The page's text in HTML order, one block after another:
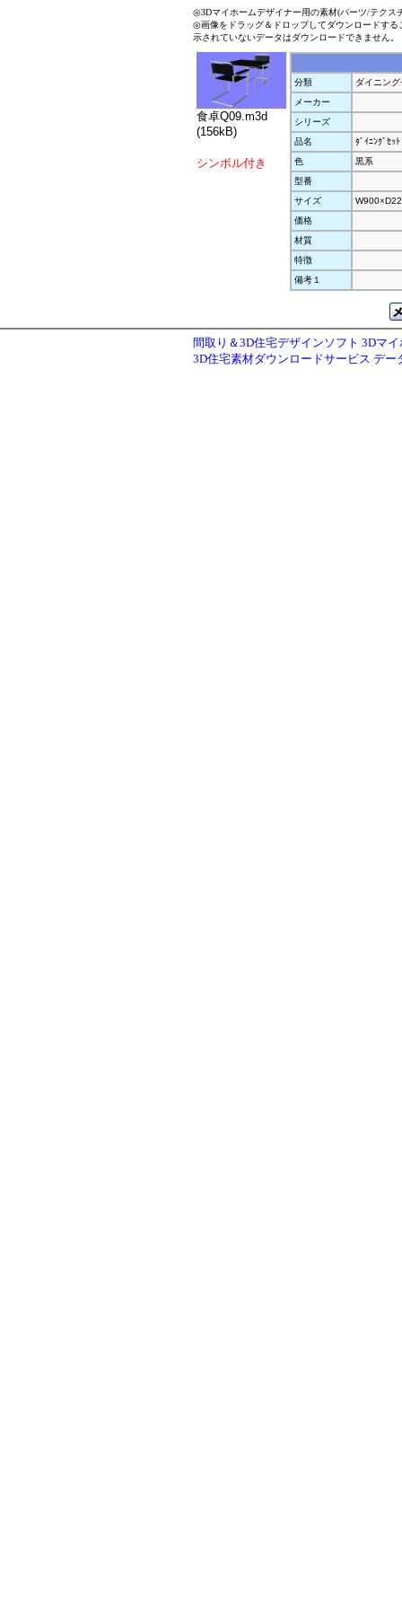
◎3Dマイホームデザイナー用の素材(パーツ/テクス
◎画像をドラッグ＆ドロップしてダウンロードす
示されていないデータはダウンロードできません。
食卓Q09.m3d
(156kB)
シンボル付き
分類
ダイニン
メーカー
シリーズ
品名
ﾀﾞｲﾆﾝｸﾞｾｯﾄ
色
黒系
型番
サイズ
価格
材質
特徴
備考１
間取り＆3D住宅デザインソフト 3Dマ
3D住宅素材ダウンロードサービス デー